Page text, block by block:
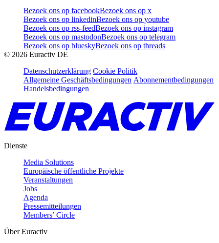
Bezoek ons op facebookBezoek ons op x
Bezoek ons op linkedinBezoek ons op youtube
Bezoek ons op rss-feedBezoek ons op instagram
Bezoek ons op mastodonBezoek ons op telegram
Bezoek ons op blueskyBezoek ons op threads
© 2026 Euractiv DE
Datenschutzerklärung Cookie Politik
Allgemeine Geschäftsbedingungen Abonnementbedingungen
Handelsbedingungen
Dienste
Media Solutions
Europäische öffentliche Projekte
Veranstaltungen
Jobs
Agenda
Pressemitteilungen
Members’ Circle
Über Euractiv